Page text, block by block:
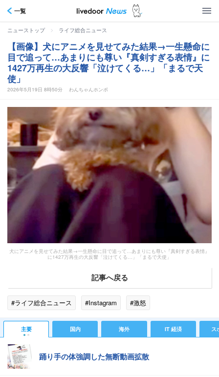
一覧
ニューストップ > ライフ総合ニュース
【画像】犬にアニメを見せてみた結果→一生懸命に
目で追って…あまりにも尊い『真剣すぎる表情』に
1427万再生の大反響「泣けてくる…」「まるで天
使」
2026年5月19日 8時50分 わんちゃんホンポ
犬にアニメを見せてみた結果→一生懸命に目で追って…あまりにも尊い『真剣すぎる表情』
に1427万再生の大反響「泣けてくる…」「まるで天使」
記事へ戻る
#ライフ総合ニュース #Instagram #激怒
主要 国内 海外 IT 経済 ス
踊り手の体強調した無断動画拡散